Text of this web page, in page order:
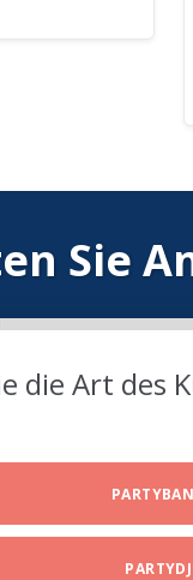
Sie
die Art des